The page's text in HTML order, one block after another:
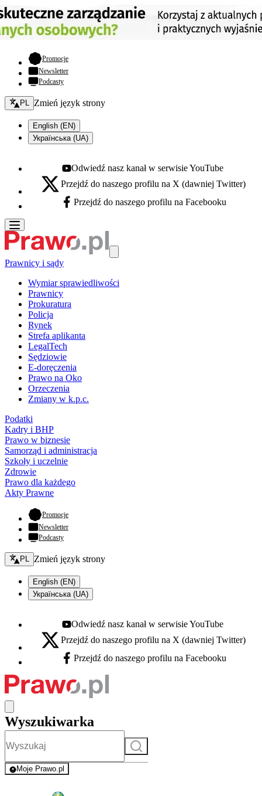
Promocje- otwiera się w nowej karcie
Newsletter
Podcasty
Zmień język - bieżący:
PL Zmień język strony
English (EN)
Українська (UA)
Youtube - otwiera się w nowej karcie
Odwiedź nasz kanał w serwisie YouTube
X - otwiera się w nowej karcie
Przejdź do naszego profilu na X (dawniej Twitter)
Facebook - otwiera się w nowej karcie
Przejdź do naszego profilu na Facebooku
Prawnicy i sądy
Wymiar sprawiedliwości
Prawnicy
Prokuratura
Policja
Rynek
Strefa aplikanta
LegalTech
Sędziowie
E-doręczenia
Prawo na Oko
Orzeczenia
Zmiany w k.p.c.
Podatki
Kadry i BHP
Prawo w biznesie
Samorząd i administracja
Szkoły i uczelnie
Zdrowie
Prawo dla każdego
Akty Prawne
Promocje- otwiera się w nowej karcie
Newsletter
Podcasty
Zmień język - bieżący:
PL Zmień język strony
English (EN)
Українська (UA)
Youtube - otwiera się w nowej karcie
Odwiedź nasz kanał w serwisie YouTube
X - otwiera się w nowej karcie
Przejdź do naszego profilu na X (dawniej Twitter)
Facebook - otwiera się w nowej karcie
Przejdź do naszego profilu na Facebooku
Wyszukiwarka
Szukaj
Moje Prawo.pl
- rejestracja i logowanie do serwisu